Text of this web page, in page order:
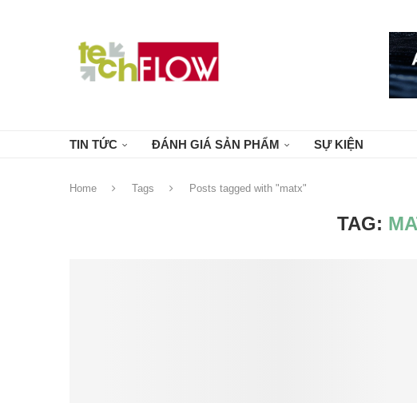
TIN TỨC ĐÁNH GIÁ SẢN PHẨM SỰ KIỆN
Home Tags Posts tagged with "matx"
TAG: